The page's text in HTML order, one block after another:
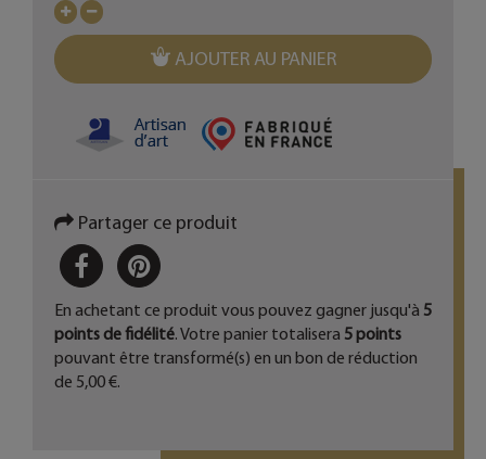
AJOUTER AU PANIER
Partager ce produit
PARTAGERPINTEREST
En achetant ce produit vous pouvez gagner jusqu'à 5
points de fidélité. Votre panier totalisera 5points
pouvant être transformé(s) en un bon de réduction
de 5,00 €.